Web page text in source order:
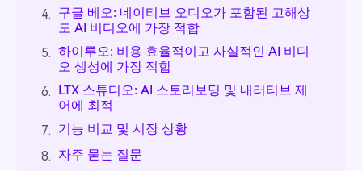
4. 구글 베오: 네이티브 오디오가 포함된 고해상
도 AI 비디오에 가장 적합
5. 하이루오: 비용 효율적이고 사실적인 AI 비디
오 생성에 가장 적합
6. LTX 스튜디오: AI 스토리보딩 및 내러티브 제
어에 최적
7. 기능 비교 및 시장 상황
8. 자주 묻는 질문